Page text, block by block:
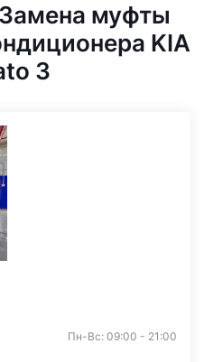
муфты
KIA
3
Пн-Вс: 09:00 - 21:00